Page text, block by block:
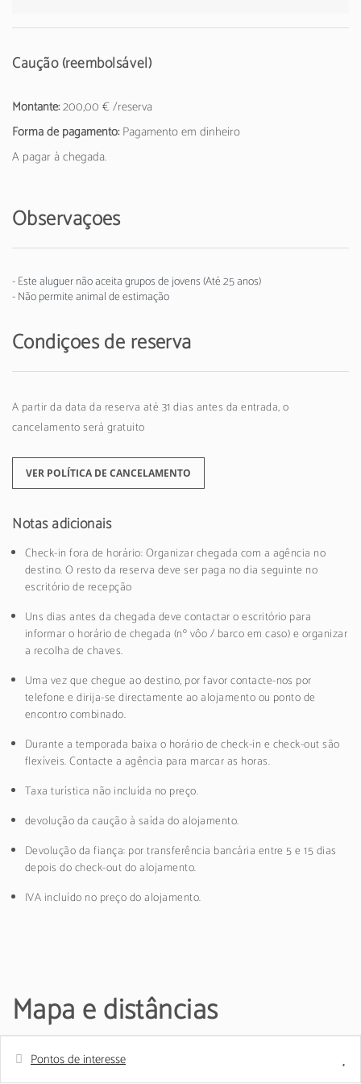
Caução (reembolsável)
Montante:200,00 € /reserva
Forma de pagamento:Pagamento em dinheiro
A pagar à chegada.
Observações
- Este aluguer não aceita grupos de jovens (Até 25 anos)
- Não permite animal de estimação
Condições de reserva
A partir da data da reserva até 31 dias antes da entrada, o
cancelamento será gratuito
VER POLÍTICA DE CANCELAMENTO
Notas adicionais
Check-in fora de horário: Organizar chegada com a agência no
destino. O resto da reserva deve ser paga no dia seguinte no
escritório de recepção
Uns dias antes da chegada deve contactar o escritório para
informar o horário de chegada (nº vôo / barco em caso) e organizar
a recolha de chaves.
Uma vez que chegue ao destino, por favor contacte-nos por
telefone e dirija-se directamente ao alojamento ou ponto de
encontro combinado.
Durante a temporada baixa o horário de check-in e check-out são
flexíveis. Contacte a agência para marcar as horas.
Taxa turística não incluída no preço.
devolução da caução à saída do alojamento.
Devolução da fiança: por transferência bancária entre 5 e 15 dias
depois do check-out do alojamento.
IVA incluído no preço do alojamento.
Mapa e distâncias
Pontos de interesse